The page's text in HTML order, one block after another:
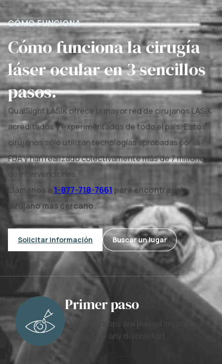
CÓMO FUNCIONA
Cómo funciona la cirugía
láser ocular en 3 sencillos
pasos.
QualSight LASIK ofrece la mayor red de cirujanos LASIK
acreditados y experimentados de todo el país. Estos
cirujanos sólo utilizan tecnologías aprobadas por la
FDA y han realizado colectivamente más de 7 millones
de intervenciones.
Llámanos a 1-877-718-7661 para encontrar el
cirujano más cercano.
Solicitar información Buscar un lugar
Primer paso
Numbing drops are placed in your eye
to alleviate any discomfort.